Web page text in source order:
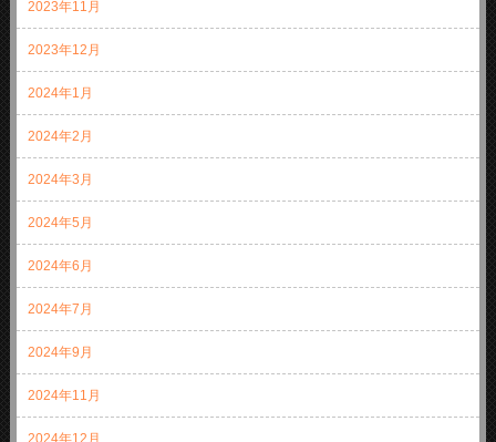
2023年11月
2023年12月
2024年1月
2024年2月
2024年3月
2024年5月
2024年6月
2024年7月
2024年9月
2024年11月
2024年12月